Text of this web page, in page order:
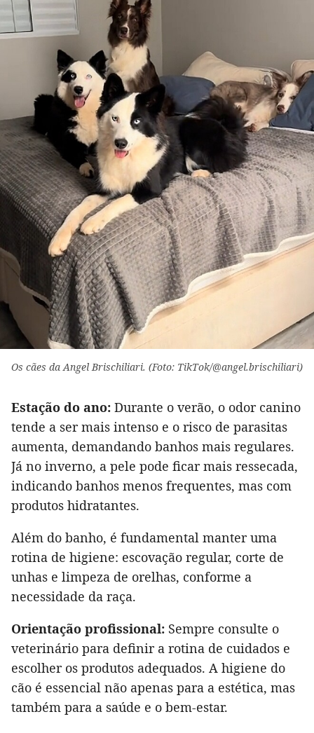
Os cães da Angel Brischiliari. (Foto: TikTok/@angel.brischiliari)
Estação do ano: Durante o verão, o odor canino
tende a ser mais intenso e o risco de parasitas
aumenta, demandando banhos mais regulares.
Já no inverno, a pele pode ficar mais ressecada,
indicando banhos menos frequentes, mas com
produtos hidratantes.
Além do banho, é fundamental manter uma
rotina de higiene: escovação regular, corte de
unhas e limpeza de orelhas, conforme a
necessidade da raça.
Orientação profissional: Sempre consulte o
veterinário para definir a rotina de cuidados e
escolher os produtos adequados. A higiene do
cão é essencial não apenas para a estética, mas
também para a saúde e o bem-estar.